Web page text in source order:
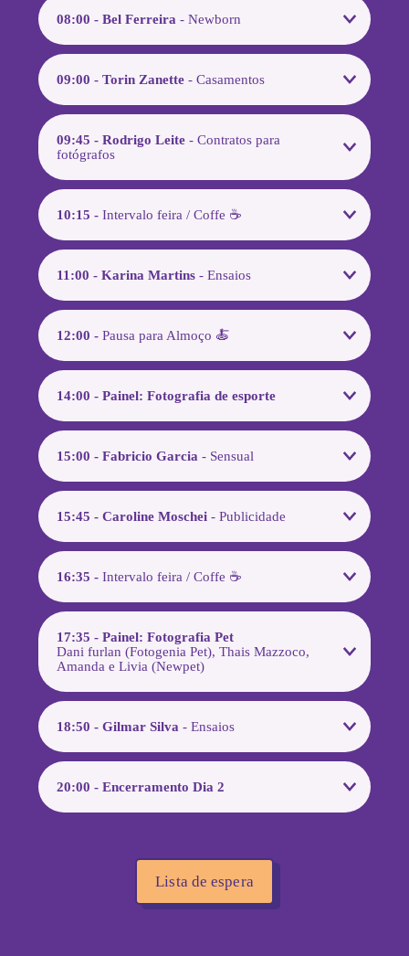
08:00 - Bel Ferreira - Newborn
09:00 - Torin Zanette- Casamentos
09:45 - Rodrigo Leite- Contratos para
fotógrafos
10:15 -Intervalo feira / Coffe ☕
11:00 - Karina Martins - Ensaios
12:00 -Pausa para Almoço 🍝
14:00 - Painel: Fotografia de esporte
15:00 - Fabricio Garcia- Sensual
15:45 - Caroline Moschei- Publicidade
16:35 -Intervalo feira / Coffe ☕
17:35 - Painel: Fotografia Pet
Dani furlan (Fotogenia Pet), Thais Mazzoco,
Amanda e Livia (Newpet)
18:50 - Gilmar Silva- Ensaios
20:00 - Encerramento Dia 2
Lista de espera